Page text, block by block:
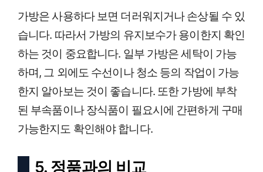
가방은 사용하다 보면 더러워지거나 손상될 수 있
습니다. 따라서 가방의 유지보수가 용이한지 확인
하는 것이 중요합니다. 일부 가방은 세탁이 가능
하며, 그 외에도 수선이나 청소 등의 작업이 가능
한지 알아보는 것이 좋습니다. 또한 가방에 부착
된 부속품이나 장식품이 필요시에 간편하게 구매
가능한지도 확인해야 합니다.
5. 정품과의 비교